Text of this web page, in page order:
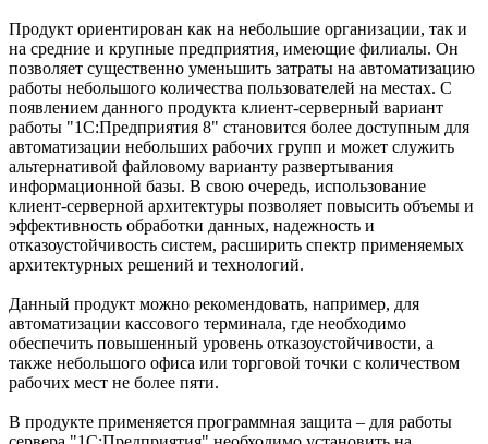
Продукт ориентирован как на небольшие организации, так и
на средние и крупные предприятия, имеющие филиалы. Он
позволяет существенно уменьшить затраты на автоматизацию
работы небольшого количества пользователей на местах. С
появлением данного продукта клиент-серверный вариант
работы "1С:Предприятия 8" становится более доступным для
автоматизации небольших рабочих групп и может служить
альтернативой файловому варианту развертывания
информационной базы. В свою очередь, использование
клиент-серверной архитектуры позволяет повысить объемы и
эффективность обработки данных, надежность и
отказоустойчивость систем, расширить спектр применяемых
архитектурных решений и технологий.
Данный продукт можно рекомендовать, например, для
автоматизации кассового терминала, где необходимо
обеспечить повышенный уровень отказоустойчивости, а
также небольшого офиса или торговой точки с количеством
рабочих мест не более пяти.
В продукте применяется программная защита – для работы